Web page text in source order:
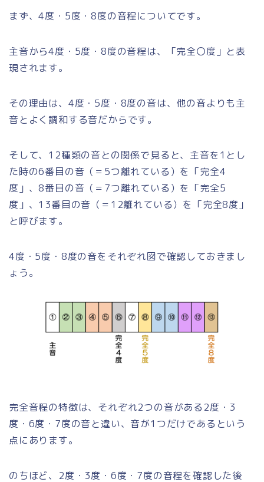
まず、4度・5度・8度の音程についてです。
主音から4度・5度・8度の音程は、「完全〇度」と表
現されます。
その理由は、4度・5度・8度の音は、他の音よりも主
音とよく調和する音だからです。
そして、12種類の音との関係で見ると、主音を1とし
た時の6番目の音（＝5つ離れている）を「完全4
度」、8番目の音（＝7つ離れている）を「完全5
度」、13番目の音（＝12離れている）を「完全8度」
と呼びます。
4度・5度・8度の音をそれぞれ図で確認しておきまし
ょう。
完全音程の特徴は、それぞれ2つの音がある2度・3
度・6度・7度の音と違い、音が1つだけであるという
点にあります。
のちほど、2度・3度・6度・7度の音程を確認した後